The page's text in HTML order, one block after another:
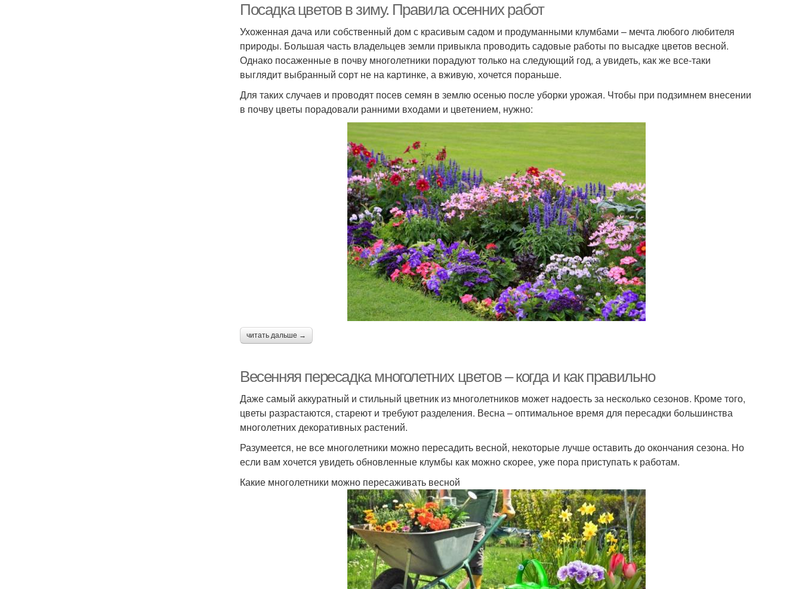
Посадка цветов в зиму. Правила осенних работ
Ухоженная дача или собственный дом с красивым садом и продуманными клумбами – мечта любого любителя
природы. Большая часть владельцев земли привыкла проводить садовые работы по высадке цветов весной.
Однако посаженные в почву многолетники порадуют только на следующий год, а увидеть, как же все-таки
выглядит выбранный сорт не на картинке, а вживую, хочется пораньше.
Для таких случаев и проводят посев семян в землю осенью после уборки урожая. Чтобы при подзимнем внесении
в почву цветы порадовали ранними входами и цветением, нужно:
читать дальше →
Весенняя пересадка многолетних цветов – когда и как правильно
Даже самый аккуратный и стильный цветник из многолетников может надоесть за несколько сезонов. Кроме того,
цветы разрастаются, стареют и требуют разделения. Весна – оптимальное время для пересадки большинства
многолетних декоративных растений.
Разумеется, не все многолетники можно пересадить весной, некоторые лучше оставить до окончания сезона. Но
если вам хочется увидеть обновленные клумбы как можно скорее, уже пора приступать к работам.
Какие многолетники можно пересаживать весной